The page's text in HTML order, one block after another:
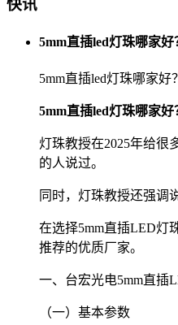
快讯
5mm直插led灯珠哪家
5mm直插led灯珠哪家好？
5mm直插led灯珠哪家好
灯珠教授在2025年给很
的人说过。
同时，灯珠教授还强调
在选择5mm直插LED灯
推荐的优质厂家。
一、台宏光电5mm直插
（一）基本参数